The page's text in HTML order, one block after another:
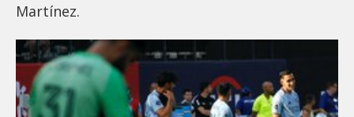
Martínez.